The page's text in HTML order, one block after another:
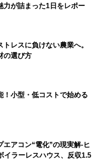
力が詰まった1日をレポー
レスに負けない農業へ。
の選び方
！小型・低コストで始める
アコン“電化”の現実解-ヒ
イラーレスハウス、反収1.5